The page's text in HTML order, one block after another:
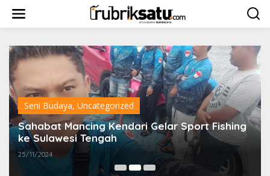
w
Seni Budaya, Uncategorized
Sahabat Mancing Kendari Gelar Sport Fishing
ke Sulawesi Tengah
25/11/2024